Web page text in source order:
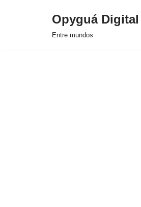
Opyguá Digital
Entre mundos